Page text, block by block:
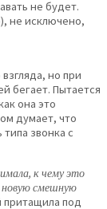
не будет.
не исключено,
но при
бегает. Пытается
она это
думает, что
звонка с
к чему это
новую смешную
притащила под